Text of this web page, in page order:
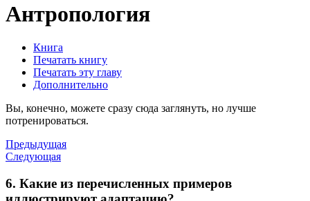
Антропология
Книга
Печатать книгу
Печатать эту главу
Дополнительно
Вы, конечно, можете сразу сюда заглянуть, но лучше
потренироваться.
Предыдущая
Следующая
6. Какие из перечисленных примеров